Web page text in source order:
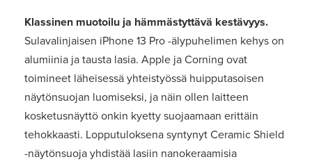
Klassinen muotoilu ja hämmästyttävä kestävyys.
Sulavalinjaisen iPhone 13 Pro -älypuhelimen kehys on
alumiinia ja tausta lasia. Apple ja Corning ovat
toimineet läheisessä yhteistyössä huipputasoisen
näytönsuojan luomiseksi, ja näin ollen laitteen
kosketusnäyttö onkin kyetty suojaamaan erittäin
tehokkaasti. Lopputuloksena syntynyt Ceramic Shield
-näytönsuoja yhdistää lasiin nanokeraamisia